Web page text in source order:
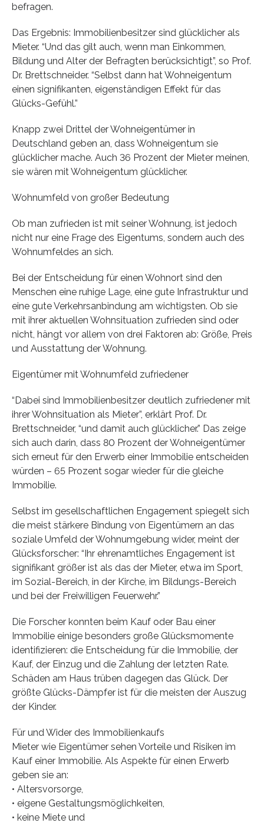
befragen.
Das Ergebnis: Immobilienbesitzer sind glücklicher als
Mieter. “Und das gilt auch, wenn man Einkommen,
Bildung und Alter der Befragten berücksichtigt”, so Prof.
Dr. Brettschneider. “Selbst dann hat Wohneigentum
einen signifikanten, eigenständigen Effekt für das
Glücks-Gefühl.”
Knapp zwei Drittel der Wohneigentümer in
Deutschland geben an, dass Wohneigentum sie
glücklicher mache. Auch 36 Prozent der Mieter meinen,
sie wären mit Wohneigentum glücklicher.
Wohnumfeld von großer Bedeutung
Ob man zufrieden ist mit seiner Wohnung, ist jedoch
nicht nur eine Frage des Eigentums, sondern auch des
Wohnumfeldes an sich.
Bei der Entscheidung für einen Wohnort sind den
Menschen eine ruhige Lage, eine gute Infrastruktur und
eine gute Verkehrsanbindung am wichtigsten. Ob sie
mit ihrer aktuellen Wohnsituation zufrieden sind oder
nicht, hängt vor allem von drei Faktoren ab: Größe, Preis
und Ausstattung der Wohnung.
Eigentümer mit Wohnumfeld zufriedener
“Dabei sind Immobilienbesitzer deutlich zufriedener mit
ihrer Wohnsituation als Mieter”, erklärt Prof. Dr.
Brettschneider, “und damit auch glücklicher.” Das zeige
sich auch darin, dass 80 Prozent der Wohneigentümer
sich erneut für den Erwerb einer Immobilie entscheiden
würden – 65 Prozent sogar wieder für die gleiche
Immobilie.
Selbst im gesellschaftlichen Engagement spiegelt sich
die meist stärkere Bindung von Eigentümern an das
soziale Umfeld der Wohnumgebung wider, meint der
Glücksforscher: “Ihr ehrenamtliches Engagement ist
signifikant größer ist als das der Mieter, etwa im Sport,
im Sozial-Bereich, in der Kirche, im Bildungs-Bereich
und bei der Freiwilligen Feuerwehr.”
Die Forscher konnten beim Kauf oder Bau einer
Immobilie einige besonders große Glücksmomente
identifizieren: die Entscheidung für die Immobilie, der
Kauf, der Einzug und die Zahlung der letzten Rate.
Schäden am Haus trüben dagegen das Glück. Der
größte Glücks-Dämpfer ist für die meisten der Auszug
der Kinder.
Für und Wider des Immobilienkaufs
Mieter wie Eigentümer sehen Vorteile und Risiken im
Kauf einer Immobilie. Als Aspekte für einen Erwerb
geben sie an:
• Altersvorsorge,
• eigene Gestaltungsmöglichkeiten,
• keine Miete und